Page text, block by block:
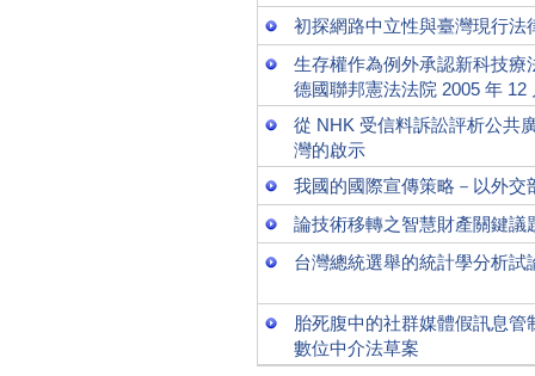
初探網路中立性與臺灣現行法
生存權作為例外承認新科技
德國聯邦憲法法院 2005 年
從 NHK 受信料訴訟評析公共
灣的啟示
我國的國際宣傳策略－以外交
論技術移轉之智慧財產關鍵
台灣總統選舉的統計學分析
胎死腹中的社群媒體假訊息
數位中介法草案